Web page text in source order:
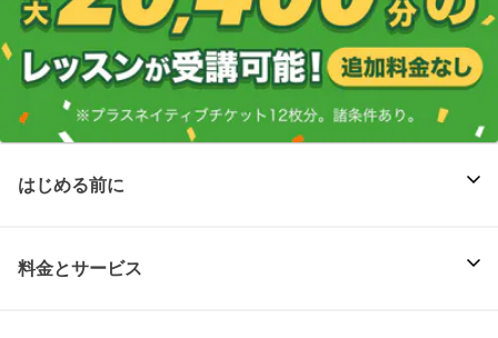
はじめる前に
料金とサービス